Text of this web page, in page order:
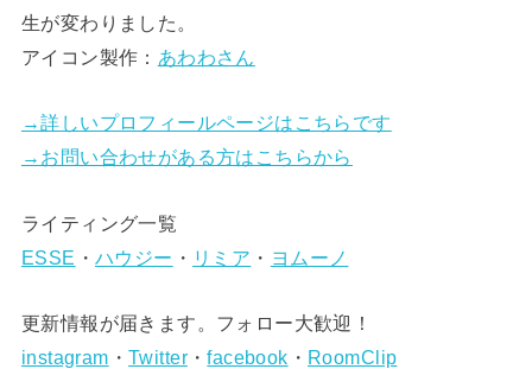
生が変わりました。
アイコン製作： あわわさん
→詳しいプロフィールページはこちらです
→お問い合わせがある方はこちらから
ライティング一覧
ESSE ・ ハウジー ・ リミア ・ ヨムーノ
更新情報が届きます。フォロー大歓迎！
instagram ・Twitter・facebook ・ RoomClip